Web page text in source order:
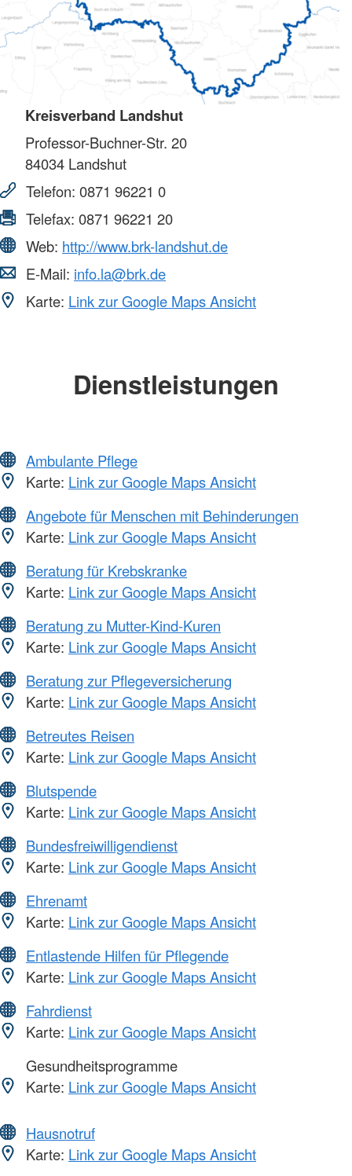
Kreisverband Landshut
Professor-Buchner-Str. 20
84034 Landshut
Telefon: 0871 96221 0
Telefax: 0871 96221 20
Web: http://www.brk-landshut.de
E-Mail: info.la@brk.de
Karte: Link zur Google Maps Ansicht
Dienstleistungen
Ambulante Pflege
Karte: Link zur Google Maps Ansicht
Angebote für Menschen mit Behinderungen
Karte: Link zur Google Maps Ansicht
Beratung für Krebskranke
Karte: Link zur Google Maps Ansicht
Beratung zu Mutter-Kind-Kuren
Karte: Link zur Google Maps Ansicht
Beratung zur Pflegeversicherung
Karte: Link zur Google Maps Ansicht
Betreutes Reisen
Karte: Link zur Google Maps Ansicht
Blutspende
Karte: Link zur Google Maps Ansicht
Bundesfreiwilligendienst
Karte: Link zur Google Maps Ansicht
Ehrenamt
Karte: Link zur Google Maps Ansicht
Entlastende Hilfen für Pflegende
Karte: Link zur Google Maps Ansicht
Fahrdienst
Karte: Link zur Google Maps Ansicht
Gesundheitsprogramme
Karte: Link zur Google Maps Ansicht
Hausnotruf
Karte: Link zur Google Maps Ansicht